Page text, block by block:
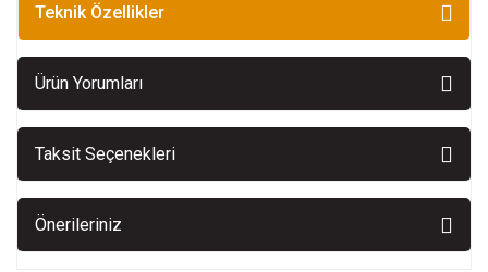
Teknik Özellikler
Ürün Yorumları
Taksit Seçenekleri
Önerileriniz